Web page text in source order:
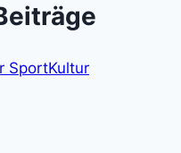
SportKultur